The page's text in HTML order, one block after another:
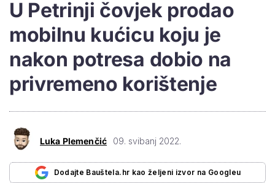
U Petrinji čovjek prodao
mobilnu kućicu koju je
nakon potresa dobio na
privremeno korištenje
Luka Plemenčić 09. svibanj 2022.
Dodajte Bauštela.hr kao željeni izvor na Googleu